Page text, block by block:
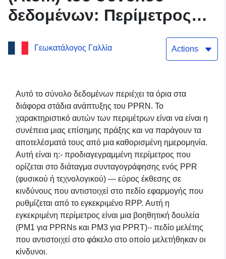
δεδομένων: Περίμετρος
PPRN (PPRI de l’Orne
Amont) στο διαμέρισμα
Γεωκατάλογος Γαλλία Actions
Αυτό το σύνολο δεδομένων περιέχει τα όρια στα
διάφορα στάδια ανάπτυξης του PPRN. Το
χαρακτηριστικό αυτών των περιμέτρων είναι να είναι η
συνέπεια μιας επίσημης πράξης και να παράγουν τα
αποτελέσματά τους από μια καθορισμένη ημερομηνία.
Αυτή είναι η:- προδιαγεγραμμένη περίμετρος που
ορίζεται στο διάταγμα συνταγογράφησης ενός PPR
(φυσικού ή τεχνολογικού) — εύρος έκθεσης σε
κινδύνους που αντιστοιχεί στο πεδίο εφαρμογής που
ρυθμίζεται από το εγκεκριμένο RPP. Αυτή η
εγκεκριμένη περίμετρος είναι μια βοηθητική δουλεία
(PM1 για PPRNs και PM3 για PPRT)·- πεδίο μελέτης
που αντιστοιχεί στο φάκελο στο οποίο μελετήθηκαν οι
κίνδυνοι.